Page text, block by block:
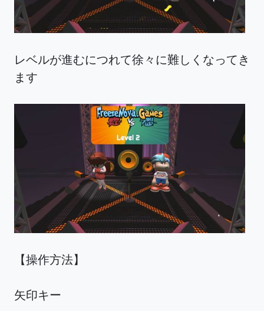
レベルが進むにつれて徐々に難しくなってき
ます
【操作方法】
矢印キー